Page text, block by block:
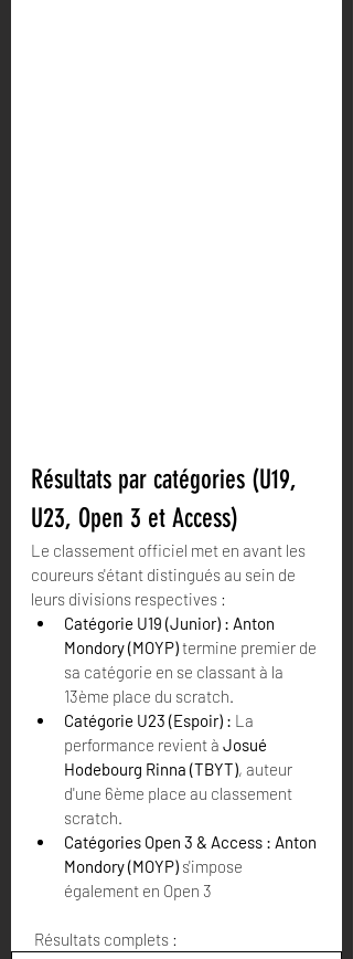
Résultats par catégories (U19,
U23, Open 3 et Access)
Le classement officiel met en avant les
coureurs s'étant distingués au sein de
leurs divisions respectives :
Catégorie U19 (Junior) : Anton
Mondory (MOYP) termine premier de
sa catégorie en se classant à la
13ème place du scratch.
Catégorie U23 (Espoir) : La
performance revient à Josué
Hodebourg Rinna (TBYT), auteur
d'une 6ème place au classement
scratch.
Catégories Open 3 & Access : Anton
Mondory (MOYP) s'impose
également en Open 3
Résultats complets :